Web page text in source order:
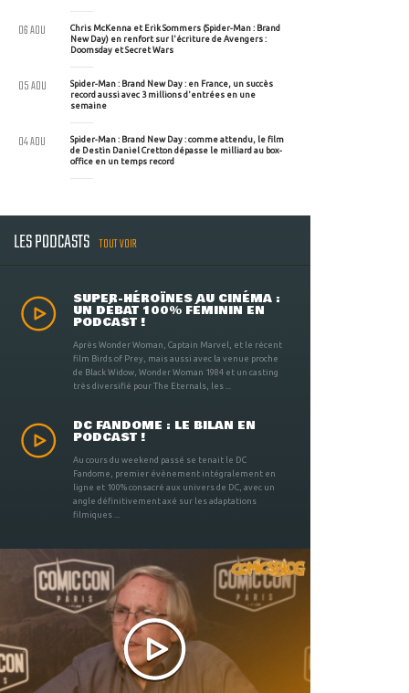
Chris McKenna et Erik Sommers (Spider-Man : Brand
New Day) en renfort sur l'écriture de Avengers :
Doomsday et Secret Wars
06 AOU
Spider-Man : Brand New Day : en France, un succès
record aussi avec 3 millions d'entrées en une
semaine
05 AOU
Spider-Man : Brand New Day : comme attendu, le film
de Destin Daniel Cretton dépasse le milliard au box-
office en un temps record
04 AOU
LES PODCASTS TOUT VOIR
SUPER-HÉROÏNES AU CINÉMA :
UN DÉBAT 100% FÉMININ EN
PODCAST !
Après Wonder Woman, Captain Marvel, et le récent
film Birds of Prey, mais aussi avec la venue proche
de Black Widow, Wonder Woman 1984 et un casting
très diversifié pour The Eternals, les ...
DC FANDOME : LE BILAN EN
PODCAST !
Au cours du weekend passé se tenait le DC
Fandome, premier évènement intégralement en
ligne et 100% consacré aux univers de DC, avec un
angle définitivement axé sur les adaptations
filmiques ...